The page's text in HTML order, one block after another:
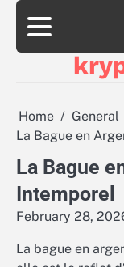
Skip
content
Home
General
La Bague en
La Bague
Intemporel
February 28,
La bague en